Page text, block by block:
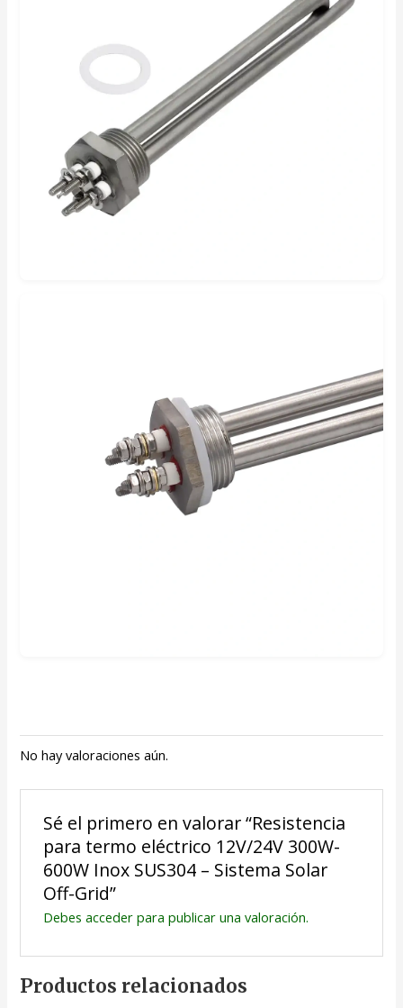
No hay valoraciones aún.
Sé el primero en valorar “Resistencia
para termo eléctrico 12V/24V 300W-
600W Inox SUS304 – Sistema Solar
Off-Grid”
Debes accederpara publicar una valoración.
Productos relacionados